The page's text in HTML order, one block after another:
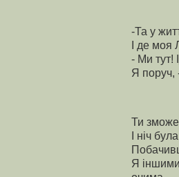
-Та у
І де
- Ми тут!
Я поруч,
Ти
І ніч
Я iншими